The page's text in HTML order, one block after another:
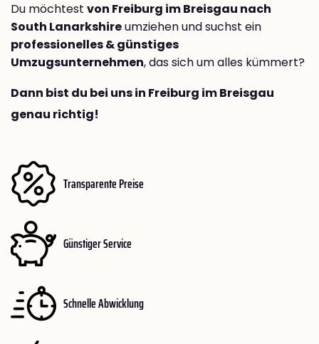
Du möchtest von Freiburg im Breisgau nach
South Lanarkshireumziehen und suchst ein
professionelles & günstiges
Umzugsunternehmen, das sich um alles kümmert?
Dann bist du bei uns in Freiburg im Breisgau
genau richtig!
Transparente Preise
Günstiger Service
Schnelle Abwicklung